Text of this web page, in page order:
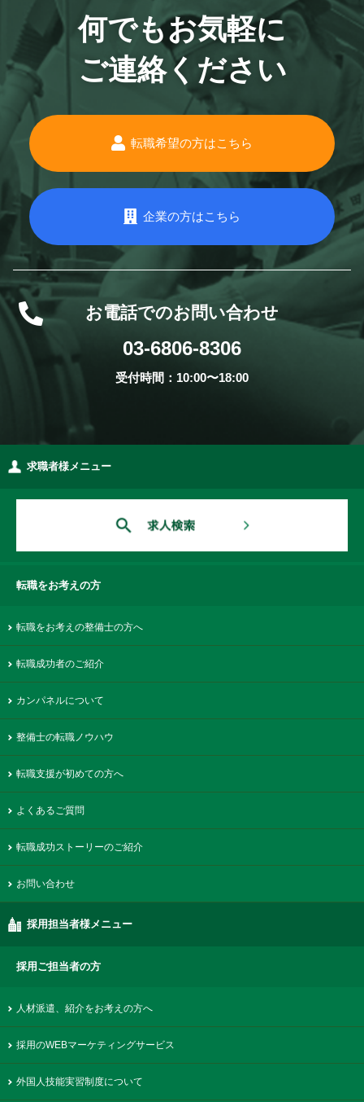
何でもお気軽に
ご連絡ください
転職希望の方はこちら
企業の方はこちら
お電話でのお問い合わせ
03-6806-8306
受付時間：10:00〜18:00
求職者様メニュー
転職をお考えの方
転職をお考えの整備士の方へ
転職成功者のご紹介
カンパネルについて
整備士の転職ノウハウ
転職支援が初めての方へ
よくあるご質問
転職成功ストーリーのご紹介
お問い合わせ
採用担当者様メニュー
採用ご担当者の方
人材派遣、紹介をお考えの方へ
採用のWEBマーケティングサービス
外国人技能実習制度について